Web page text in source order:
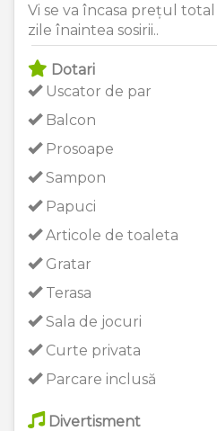
Vi se va încasa prețul
zile înaintea sosirii..
Dotari
Uscator de par
Balcon
Prosoape
Sampon
Papuci
Articole de toaleta
Gratar
Terasa
Sala de jocuri
Curte privata
Parcare inclusă
Divertisment